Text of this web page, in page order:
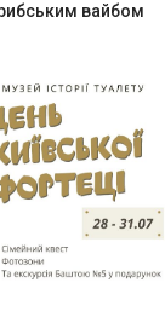
вайбом